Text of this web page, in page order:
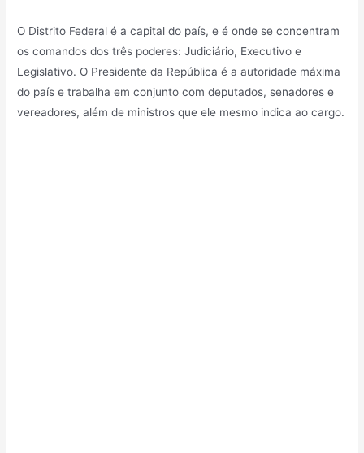
O Distrito Federal é a capital do país, e é onde se concentram
os comandos dos três poderes: Judiciário, Executivo e
Legislativo. O Presidente da República é a autoridade máxima
do país e trabalha em conjunto com deputados, senadores e
vereadores, além de ministros que ele mesmo indica ao cargo.